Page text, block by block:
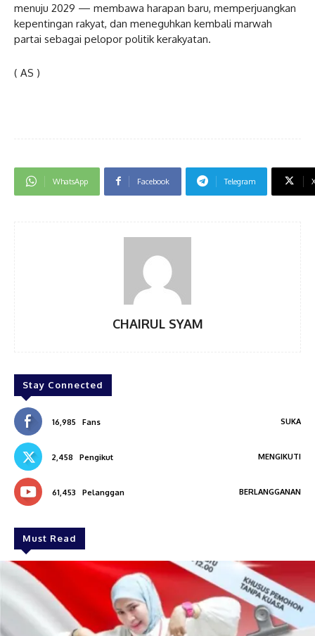
menuju 2029 — membawa harapan baru, memperjuangkan
kepentingan rakyat, dan meneguhkan kembali marwah
partai sebagai pelopor politik kerakyatan.
( AS )
WhatsApp Facebook Telegram
CHAIRUL SYAM
Stay Connected
16,985 Fans SUKA
2,458 Pengikut MENGIKUTI
61,453 Pelanggan BERLANGGANAN
Must Read